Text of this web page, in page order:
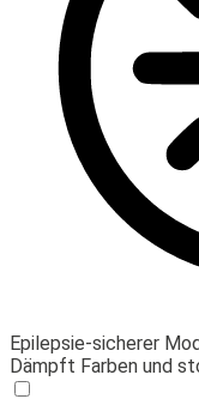
Epilepsie-sicherer
Dämpft Farben und